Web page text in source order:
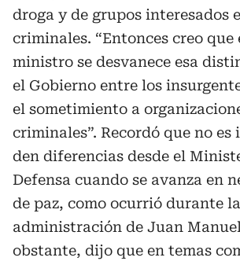
droga y de grupos interesados
criminales. “Entonces creo que
ministro se desvanece esa
el Gobierno entre los
el sometimiento a
criminales”. Recordó que no es
den diferencias desde el
Defensa cuando se avanza en
de paz, como ocurrió durante la
administración de Juan
obstante, dijo que en temas